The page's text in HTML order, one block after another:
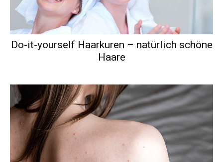
Do-it-yourself Haarkuren – natürlich schöne
Haare